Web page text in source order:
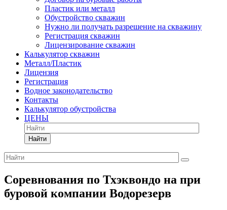
Пластик или металл
Обустройство скважин
Нужно ли получать разрешение на скважину
Регистрация скважин
Лицензирование скважин
Калькулятор скважин
Металл/Пластик
Лицензия
Регистрация
Водное законодательство
Контакты
Калькулятор обустройства
ЦЕНЫ
Найти
Соревнования по Тхэквондо на при
буровой компании Водорезерв